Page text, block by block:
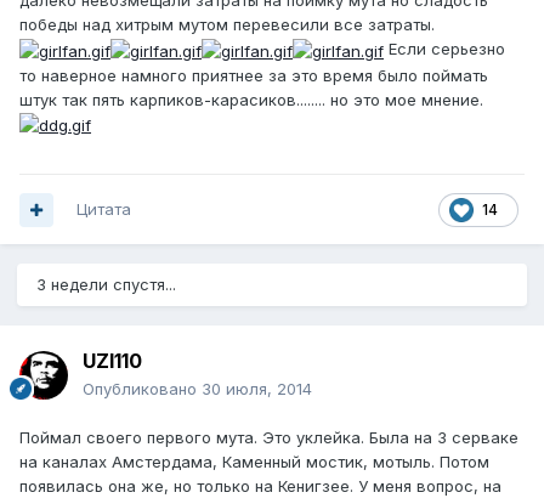
победы над хитрым мутом перевесили все затраты.
Если серьезно
то наверное намного приятнее за это время было поймать
штук так пять карпиков-карасиков........ но это мое мнение.
14
Цитата
3 недели спустя...
UZI110
Опубликовано 30 июля, 2014
Поймал своего первого мута. Это уклейка. Была на 3 серваке
на каналах Амстердама, Каменный мостик, мотыль. Потом
появилась она же, но только на Кенигзее. У меня вопрос, на